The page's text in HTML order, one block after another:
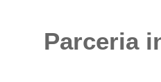
Parceria